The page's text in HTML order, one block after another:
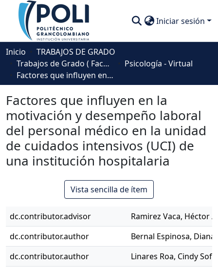
Iniciar sesión
Comunidades
Descubre
Inicio
TRABAJOS DE GRADO
Trabajos de Grado ( Facultad de Sociedad, Cultura y Creatividad)
Psicología - Virtual
Factores que influyen en la motivación y desempeño laboral del personal médico en la unidad de cuidados intensivos (UCI) de una institución hospitalaria
Factores que influyen en la
motivación y desempeño laboral
del personal médico en la unidad
de cuidados intensivos (UCI) de
una institución hospitalaria
Vista sencilla de ítem
dc.contributor.advisor
Ramirez Vaca, Héctor
dc.contributor.author
Bernal Espinosa, Diana
dc.contributor.author
Linares Roa, Cindy Sofia